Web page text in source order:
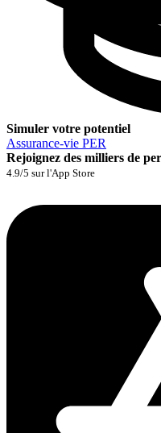
Simuler votre potentiel
Assurance‑vie PER
Rejoignez des milliers de
4.9/5 sur l'App Store